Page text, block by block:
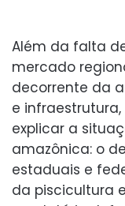
Além da falta
mercado
decorrente da
e
explicar a
amazônica: o
estaduais e
da piscicultura